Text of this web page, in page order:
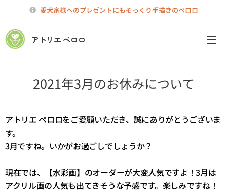
愛犬家様へのプレゼントにもそっくり手描きのペロロ
アトリエ ペロロ
2021年3月のお休みについて
アトリエ ペロロをご愛顧いただき、誠にありがとうございま
す。
3月ですね。いかがお過ごしでしょうか？
現在では、【水彩画】のオーダーが大変人気ですよ！3月は
アクリル画の人気も出てきそうな予感です。楽しみですね！